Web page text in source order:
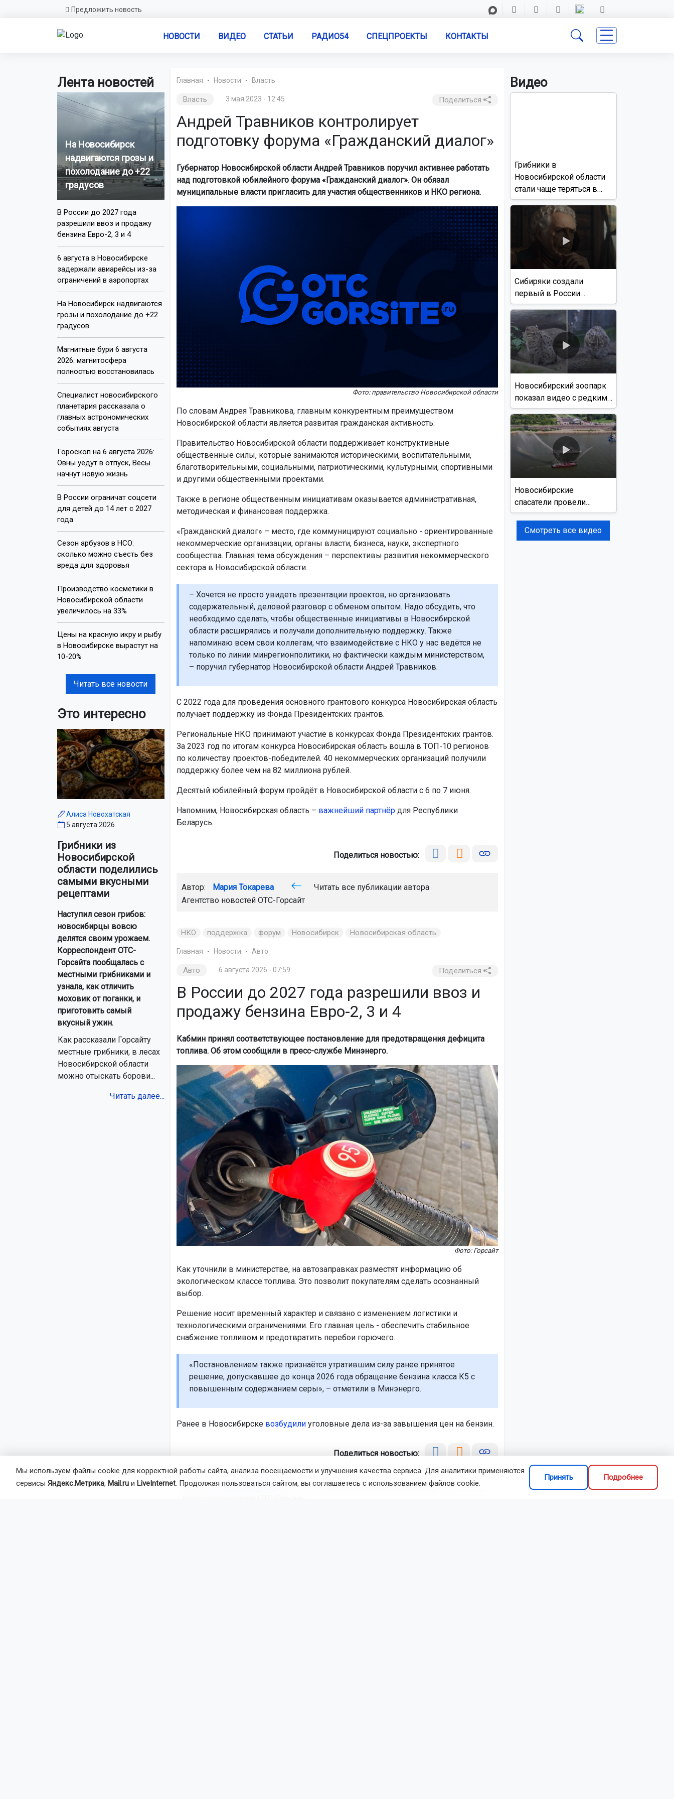
Предложить новость
НОВОСТИ ВИДЕО СТАТЬИ РАДИО54 СПЕЦПРОЕКТЫ КОНТАКТЫ
Лента новостей
На Новосибирск
надвигаются грозы и
похолодание до +22
градусов
В России до 2027 года
разрешили ввоз и продажу
бензина Евро-2, 3 и 4
6 августа в Новосибирске
задержали авиарейсы из-за
ограничений в аэропортах
На Новосибирск надвигаются
грозы и похолодание до +22
градусов
Магнитные бури 6 августа
2026: магнитосфера
полностью восстановилась
Специалист новосибирского
планетария рассказала о
главных астрономических
событиях августа
Гороскоп на 6 августа 2026:
Овны уедут в отпуск, Весы
начнут новую жизнь
В России ограничат соцсети
для детей до 14 лет с 2027
года
Сезон арбузов в НСО:
сколько можно съесть без
вреда для здоровья
Производство косметики в
Новосибирской области
увеличилось на 33%
Цены на красную икру и рыбу
в Новосибирске вырастут на
10-20%
Читать все новости
Это интересно
Алиса Новохатская
5 августа 2026
Грибники из
Новосибирской
области поделились
самыми вкусными
рецептами
Наступил сезон грибов:
новосибирцы вовсю
делятся своим урожаем.
Корреспондент ОТС-
Горсайта пообщалась с
местными грибниками и
узнала, как отличить
моховик от поганки, и
приготовить самый
вкусный ужин.
Как рассказали Горсайту
местные грибники, в лесах
Новосибирской области
можно отыскать борови...
Читать далее...
Главная Новости Власть
Власть 3 мая 2023 - 12:45 Поделиться
Андрей Травников контролирует
подготовку форума «Гражданский диалог»
Губернатор Новосибирской области Андрей Травников поручил активнее работать
над подготовкой юбилейного форума «Гражданский диалог». Он обязал
муниципальные власти пригласить для участия общественников и НКО региона.
Фото: правительство Новосибирской области
По словам Андрея Травникова, главным конкурентным преимуществом
Новосибирской области является развитая гражданская активность.
Правительство Новосибирской области поддерживает конструктивные
общественные силы, которые занимаются историческими, воспитательными,
благотворительными, социальными, патриотическими, культурными, спортивными
и другими общественными проектами.
Также в регионе общественным инициативам оказывается административная,
методическая и финансовая поддержка.
«Гражданский диалог» – место, где коммуницируют социально - ориентированные
некоммерческие организации, органы власти, бизнеса, науки, экспертного
сообщества. Главная тема обсуждения – перспективы развития некоммерческого
сектора в Новосибирской области.
– Хочется не просто увидеть презентации проектов, но организовать
содержательный, деловой разговор с обменом опытом. Надо обсудить, что
необходимо сделать, чтобы общественные инициативы в Новосибирской
области расширялись и получали дополнительную поддержку. Также
напоминаю всем свои коллегам, что взаимодействие с НКО у нас ведётся не
только по линии минрегионполитики, но фактически каждым министерством,
– поручил губернатор Новосибирской области Андрей Травников.
С 2022 года для проведения основного грантового конкурса Новосибирская область
получает поддержку из Фонда Президентских грантов.
Региональные НКО принимают участие в конкурсах Фонда Президентских грантов.
За 2023 год по итогам конкурса Новосибирская область вошла в ТОП-10 регионов
по количеству проектов-победителей. 40 некоммерческих организаций получили
поддержку более чем на 82 миллиона рублей.
Десятый юбилейный форум пройдёт в Новосибирской области с 6 по 7 июня.
Напомним, Новосибирская область – важнейший партнёрдля Республики
Беларусь.
Поделиться новостью:
Автор: Мария Токарева
Читать все публикации автора
Агентство новостей ОТС-Горсайт
НКО поддержка форум Новосибирск Новосибирская область
Главная Новости Авто
Авто 6 августа 2026 - 07:59 Поделиться
В России до 2027 года разрешили ввоз и
продажу бензина Евро-2, 3 и 4
Кабмин принял соответствующее постановление для предотвращения дефицита
топлива. Об этом сообщили в пресс-службе Минэнерго.
Фото: Горсайт
Как уточнили в министерстве, на автозаправках разместят информацию об
экологическом классе топлива. Это позволит покупателям сделать осознанный
выбор.
Решение носит временный характер и связано с изменением логистики и
технологическими ограничениями. Его главная цель - обеспечить стабильное
снабжение топливом и предотвратить перебои горючего.
«Постановлением также признаётся утратившим силу ранее принятое
решение, допускавшее до конца 2026 года обращение бензина класса К5 с
повышенным содержанием серы», – отметили в Минэнерго.
Ранее в Новосибирске возбудилиуголовные дела из-за завышения цен на бензин.
Поделиться новостью:
Автор: Екатерина Шамина
Читать все публикации автора
Видео
Грибники в
Новосибирской области
стали чаще теряться в
лесах
Сибиряки создали
первый в России
документальный фильм
с использованием ИИ
Новосибирский зоопарк
показал видео с редким
виверровым котом
Новосибирские
спасатели провели
учения на реке Обь
Смотреть все видео
Мы используем файлы cookie для корректной работы сайта, анализа посещаемости и улучшения качества сервиса. Для аналитики применяются
сервисы Яндекс.Метрика, Mail.ru и LiveInternet. Продолжая пользоваться сайтом, вы соглашаетесь с использованием файлов cookie.
Принять Подробнее